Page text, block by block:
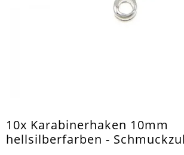
10x Karabinerhaken 10mm
hellsilberfarben -